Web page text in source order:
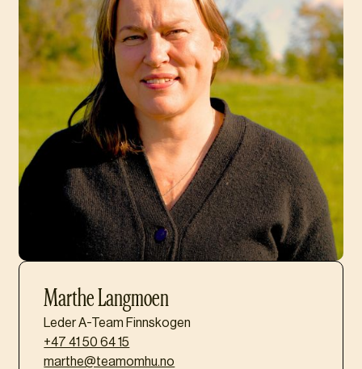
Marthe Langmoen
Leder A-Team Finnskogen
+47 41 50 64 15
marthe@teamomhu.no